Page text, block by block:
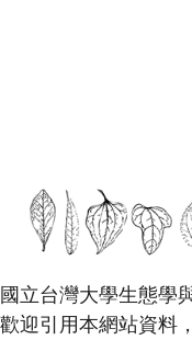
國立台灣大學生態學
歡迎引用本網站資料